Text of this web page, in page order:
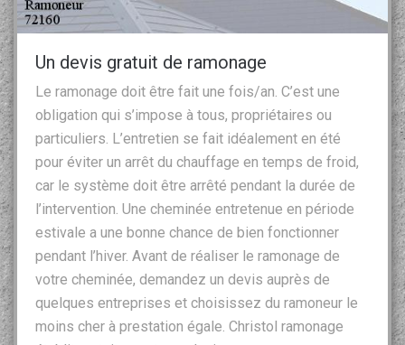
Un devis gratuit de ramonage
Le ramonage doit être fait une fois/an. C’est une
obligation qui s’impose à tous, propriétaires ou
particuliers. L’entretien se fait idéalement en été
pour éviter un arrêt du chauffage en temps de froid,
car le système doit être arrêté pendant la durée de
l’intervention. Une cheminée entretenue en période
estivale a une bonne chance de bien fonctionner
pendant l’hiver. Avant de réaliser le ramonage de
votre cheminée, demandez un devis auprès de
quelques entreprises et choisissez du ramoneur le
moins cher à prestation égale. Christol ramonage